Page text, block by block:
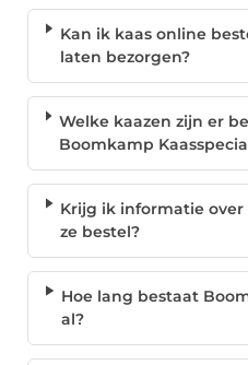
Kan ik kaas online
laten bezorgen?
Welke kaazen zijn er
Boomkamp
Krijg ik informatie
ze bestel?
Hoe lang bestaat
al?